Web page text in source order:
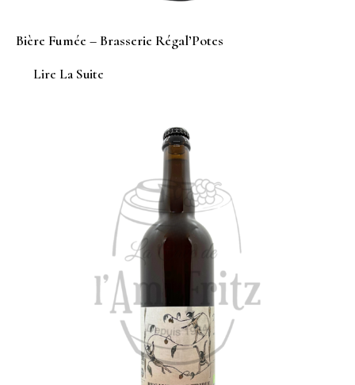
Bière Fumée – Brasserie Régal’Potes
Lire La Suite